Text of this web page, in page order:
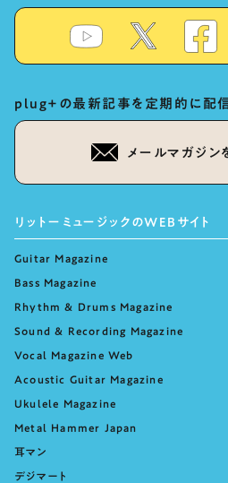
plug+の最新記事を定期的に配信
メールマガジン
リットーミュージックのWEBサイト
Guitar Magazine
Bass Magazine
Rhythm & Drums Magazine
Sound & Recording Magazine
Vocal Magazine Web
Acoustic Guitar Magazine
Ukulele Magazine
Metal Hammer Japan
耳マン
デジマート